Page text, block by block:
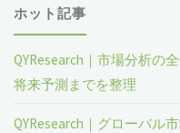
ホット記事
QYResearch｜市場分析の
将来予測までを整理
QYResearch｜グローバル